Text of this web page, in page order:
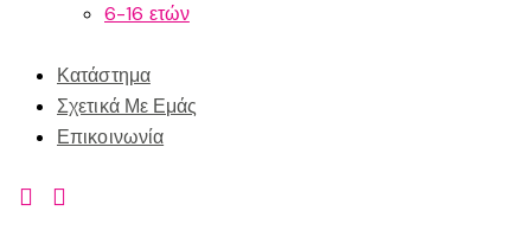
6-16 ετών
Κατάστημα
Σχετικά Με Εμάς
Επικοινωνία